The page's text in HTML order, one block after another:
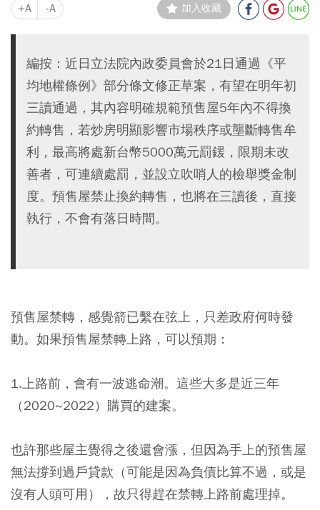
+A -A 加入收藏
編按：近日立法院內政委員會於21日通過《平
均地權條例》部分條文修正草案，有望在明年初
三讀通過，其內容明確規範預售屋5年內不得換
約轉售，若炒房明顯影響市場秩序或壟斷轉售牟
利，最高將處新台幣5000萬元罰鍰，限期未改
善者，可連續處罰，並設立吹哨人的檢舉獎金制
度。預售屋禁止換約轉售，也將在三讀後，直接
執行，不會有落日時間。
預售屋禁轉，感覺箭已繫在弦上，只差政府何時發
動。如果預售屋禁轉上路，可以預期：
1.上路前，會有一波逃命潮。這些大多是近三年
（2020~2022）購買的建案。
也許那些屋主覺得之後還會漲，但因為手上的預售屋
無法撐到過戶貸款（可能是因為負債比算不過，或是
沒有人頭可用），故只得趕在禁轉上路前處理掉。